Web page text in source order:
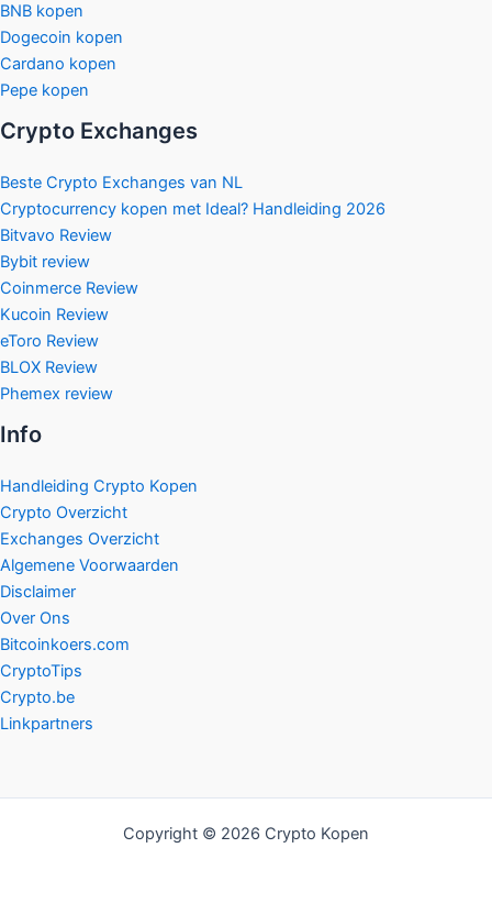
BNB kopen
Dogecoin kopen
Cardano kopen
Pepe kopen
Crypto Exchanges
Beste Crypto Exchanges van NL
Cryptocurrency kopen met Ideal? Handleiding 2026
Bitvavo Review
Bybit review
Coinmerce Review
Kucoin Review
eToro Review
BLOX Review
Phemex review
Info
Handleiding Crypto Kopen
Crypto Overzicht
Exchanges Overzicht
Algemene Voorwaarden
Disclaimer
Over Ons
Bitcoinkoers.com
CryptoTips
Crypto.be
Linkpartners
Copyright © 2026 Crypto Kopen